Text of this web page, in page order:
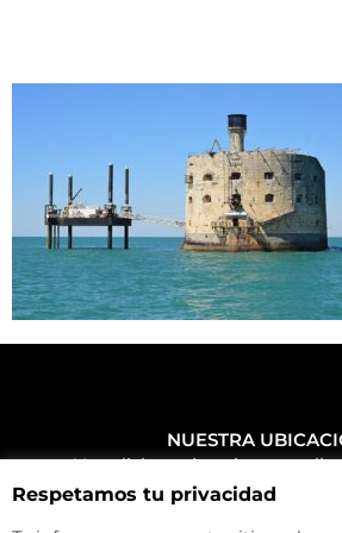
NUESTRA
Haz click aquí y mira como
CONTACTA CON
+34 972 500 449
Respetamos tu privacidad